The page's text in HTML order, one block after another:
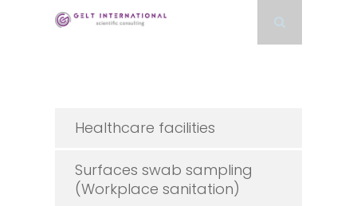
Healthcare facilities
Surfaces swab sampling
(Workplace sanitation)